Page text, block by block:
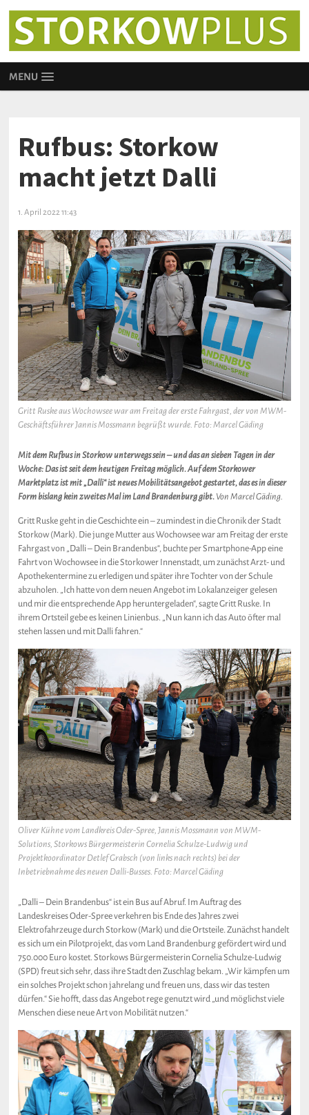
MENU
Rufbus: Storkow
macht jetzt Dalli
1. April 2022 11:43
Gritt Ruske aus Wochowsee war am Freitag der erste Fahrgast, der von MWM-
Geschäftsführer Jannis Mossmann begrüßt wurde. Foto: Marcel Gäding
Mit dem Rufbus in Storkow unterwegs sein – und das an sieben Tagen in der
Woche: Das ist seit dem heutigen Freitag möglich. Auf dem Storkower
Marktplatz ist mit „Dalli“ ist neues Mobilitätsangebot gestartet, das es in dieser
Form bislang kein zweites Mal im Land Brandenburg gibt. Von Marcel Gäding.
Gritt Ruske geht in die Geschichte ein – zumindest in die Chronik der Stadt
Storkow (Mark). Die junge Mutter aus Wochowsee war am Freitag der erste
Fahrgast von „Dalli – Dein Brandenbus“, buchte per Smartphone-App eine
Fahrt von Wochowsee in die Storkower Innenstadt, um zunächst Arzt- und
Apothekentermine zu erledigen und später ihre Tochter von der Schule
abzuholen. „Ich hatte von dem neuen Angebot im Lokalanzeiger gelesen
und mir die entsprechende App heruntergeladen“, sagte Gritt Ruske. In
ihrem Ortsteil gebe es keinen Linienbus. „Nun kann ich das Auto öfter mal
stehen lassen und mit Dalli fahren.“
Oliver Kühne vom Landkreis Oder-Spree, Jannis Mossmann von MWM-
Solutions, Storkows Bürgermeisterin Cornelia Schulze-Ludwig und
Projektkoordinator Detlef Grabsch (von links nach rechts) bei der
Inbetriebnahme des neuen Dalli-Busses. Foto: Marcel Gäding
„Dalli – Dein Brandenbus“ ist ein Bus auf Abruf. Im Auftrag des
Landeskreises Oder-Spree verkehren bis Ende des Jahres zwei
Elektrofahrzeuge durch Storkow (Mark) und die Ortsteile. Zunächst handelt
es sich um ein Pilotprojekt, das vom Land Brandenburg gefördert wird und
750.000 Euro kostet. Storkows Bürgermeisterin Cornelia Schulze-Ludwig
(SPD) freut sich sehr, dass ihre Stadt den Zuschlag bekam. „Wir kämpfen um
ein solches Projekt schon jahrelang und freuen uns, dass wir das testen
dürfen.“ Sie hofft, dass das Angebot rege genutzt wird „und möglichst viele
Menschen diese neue Art von Mobilität nutzen.“